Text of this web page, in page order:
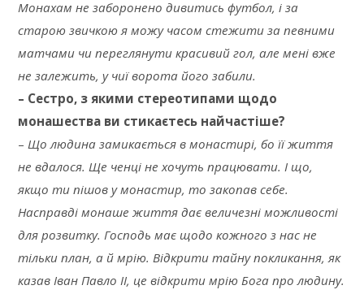
Монахам не заборонено дивитись футбол, і за
старою звичкою я можу часом стежити за певними
матчами чи переглянути красивий гол, але мені вже
не залежить, у чиї ворота його забили.
– Сестро, з якими стереотипами щодо
монашества ви стикаєтесь найчастіше?
–Що людина замикається в монастирі, бо її життя
не вдалося. Ще ченці не хочуть працювати. І що,
якщо ти пішов у монастир, то закопав себе.
Насправді монаше життя дає величезні можливості
для розвитку. Господь має щодо кожного з нас не
тільки план, а й мрію. Відкрити тайну покликання, як
казав Іван Павло ІІ, це відкрити мрію Бога про людину.